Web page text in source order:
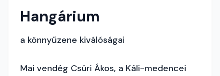
Hangárium
a könnyűzene kiválóságai
Mai vendég Csúri Ákos, a Káli-medencei